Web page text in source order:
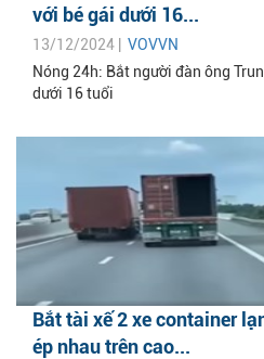
với bé gái dưới 16...
13/12/2024 | VOVVN
Nóng 24h: Bắt người đàn ông
dưới 16 tuổi
Bắt tài xế 2 xe container
ép nhau trên cao...